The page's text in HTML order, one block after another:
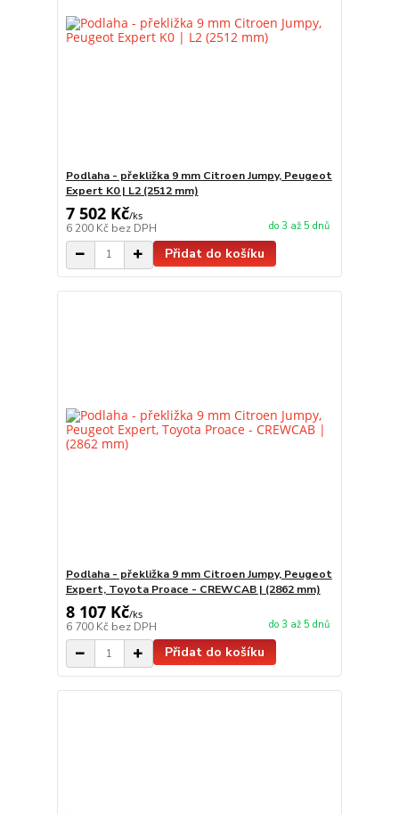
Podlaha - překližka 9 mm Citroen Jumpy, Peugeot
Expert K0 | L2 (2512 mm)
7 502 Kč/ks
6 200 Kč bez DPH do 3 až 5 dnů
Přidat do košíku
Podlaha - překližka 9 mm Citroen Jumpy, Peugeot
Expert, Toyota Proace - CREWCAB | (2862 mm)
8 107 Kč/ks
6 700 Kč bez DPH do 3 až 5 dnů
Přidat do košíku